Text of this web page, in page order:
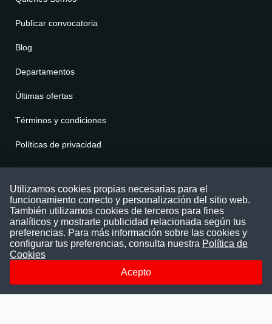
Publicar convocatoria
Blog
Departamentos
Últimas ofertas
Términos y condiciones
Políticas de privacidad
Puede comunicarse con nosotros a través
nuestras redes sociales o del correo:
contacto@convocatoriasdetrabajo.com
Siguenos en:
Utilizamos cookies propias necesarias para el
funcionamiento correcto y personalización del sitio web.
También utilizamos cookies de terceros para fines
analíticos y mostrarte publicidad relacionada según tus
preferencias. Para más información sobre las cookies y
configurar tus preferencias, consulta nuestra Política de
Cookies
Acepto